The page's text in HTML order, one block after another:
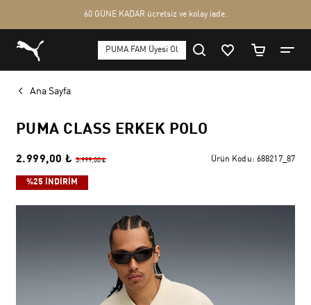
Ana Sayfa
PUMA CLASS ERKEK POLO
2.999,00 ₺ 3.999,00 ₺ Ürün Kodu: 688217_87
%25 İNDİRİM